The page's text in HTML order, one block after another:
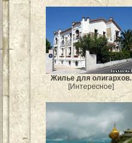
Жилье для олигархов.
[Интересное]